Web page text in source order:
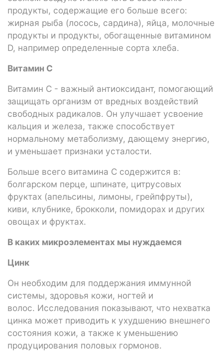
продукты, содержащие его больше всего:
жирная рыба (лосось, сардина), яйца, молочные
продукты и продукты, обогащенные витамином
D, например определенные сорта хлеба.
Витамин С
Витамин С - важный антиоксидант, помогающий
защищать организм от вредных воздействий
свободных радикалов. Он улучшает усвоение
кальция и железа, также способствует
нормальному метаболизму, дающему энергию,
и уменьшает признаки усталости.
Больше всего витамина С содержится в:
болгарском перце, шпинате, цитрусовых
фруктах (апельсины, лимоны, грейпфруты),
киви, клубнике, брокколи, помидорах и других
овощах и фруктах.
В каких микроэлементах мы нуждаемся
Цинк
Он необходим для поддержания иммунной
системы, здоровья кожи, ногтей и
волос. Исследования показывают, что нехватка
цинка может приводить к ухудшению внешнего
состояния кожи, а также к уменьшению
продуцирования половых гормонов.